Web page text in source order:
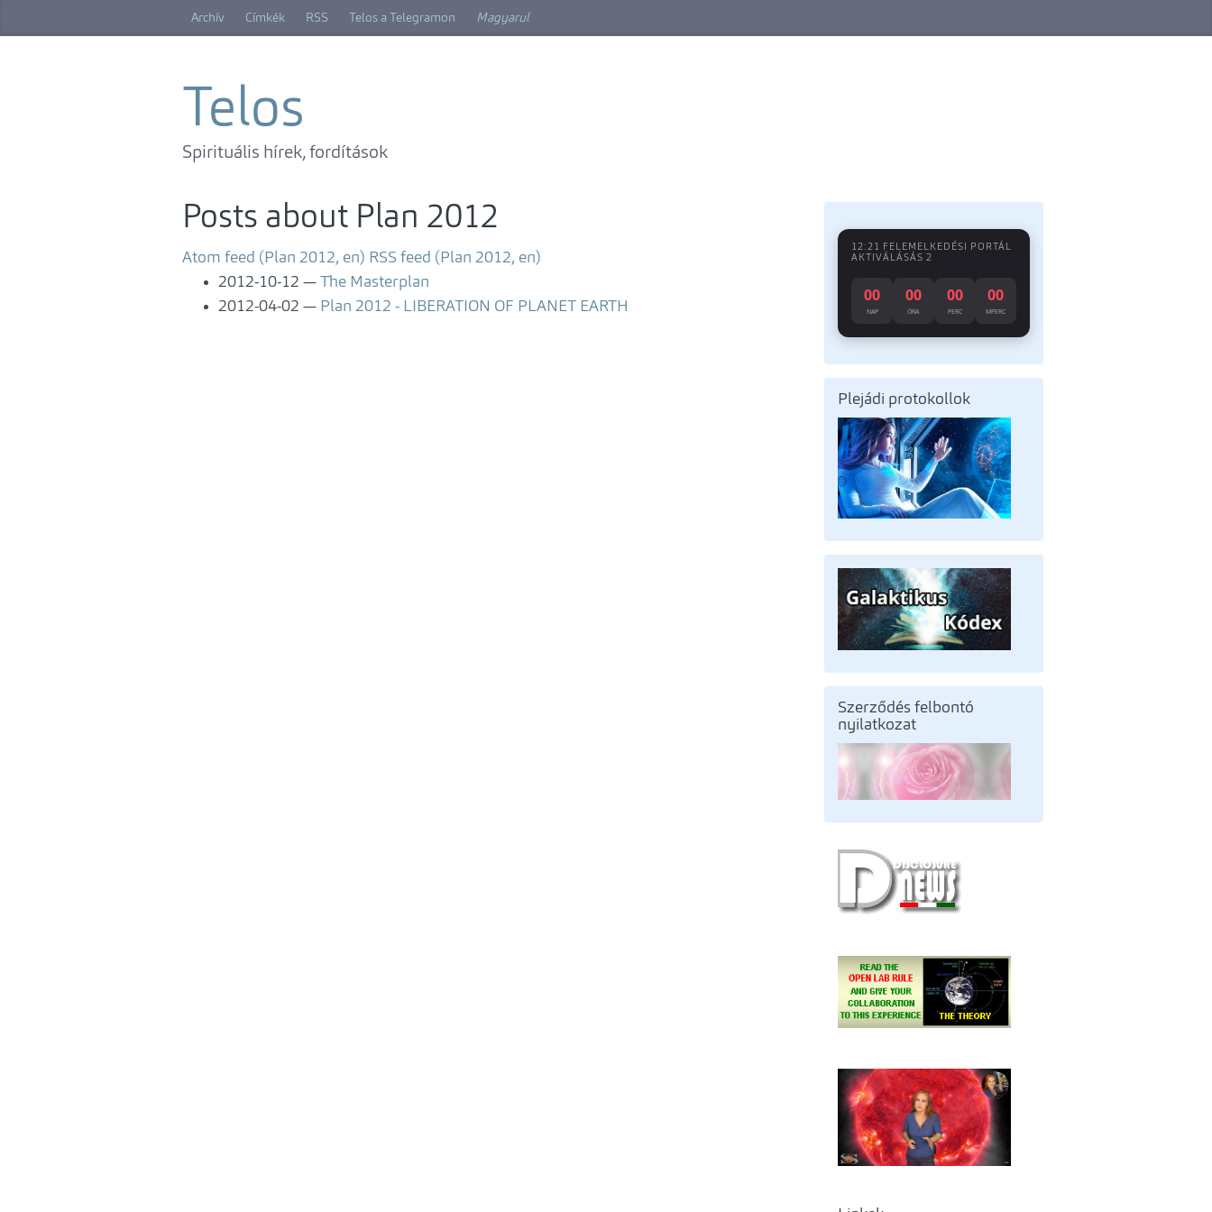
Archív Címkék RSS Telos a Telegramon Magyarul
Telos
Spirituális hírek, fordítások
Posts about Plan 2012
Atom feed (Plan 2012, en) RSS feed (Plan 2012, en)
2012-10-12
The Masterplan
2012-04-02
Plan 2012 - LIBERATION OF PLANET EARTH
12:21 FELEMELKEDÉSI PORTÁL
AKTIVÁLÁSÁS 2
00
NAP
00
ÓRA
00
PERC
00
MPERC
Plejádi protokollok
Szerződés felbontó
nyilatkozat